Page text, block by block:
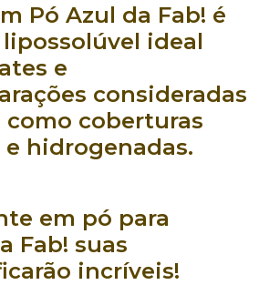
Pó Azul da Fab! é
ideal
e
consideradas
como coberturas
e hidrogenadas.
em pó para
Fab! suas
incríveis!